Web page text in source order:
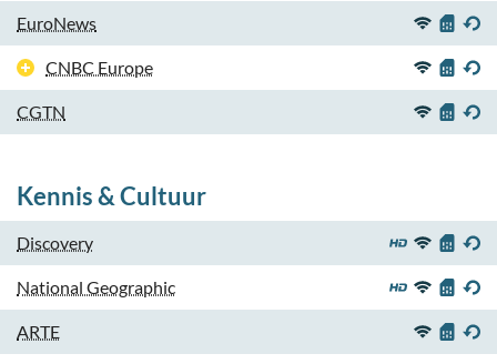
EuroNews
CNBC Europe
CGTN
Kennis & Cultuur
Discovery
National Geographic
ARTE